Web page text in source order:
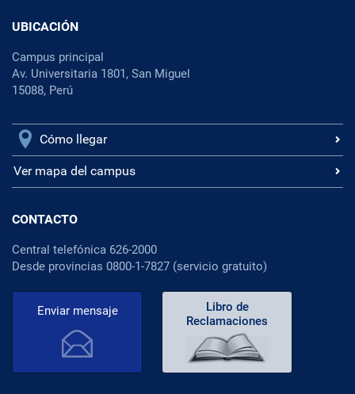
UBICACIÓN
Campus principal
Av. Universitaria 1801, San Miguel
15088, Perú
Cómo llegar
Ver mapa del campus
CONTACTO
Central telefónica 626-2000
Desde provincias 0800-1-7827 (servicio gratuito)
Enviar mensaje
Libro de
Reclamaciones